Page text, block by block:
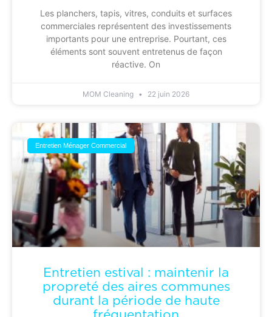
Les planchers, tapis, vitres, conduits et surfaces
commerciales représentent des investissements
importants pour une entreprise. Pourtant, ces
éléments sont souvent entretenus de façon
réactive. On
MOM Cleaning 22 juin 2026
Entretien Ménager Commercial
Entretien estival : maintenir la
propreté des aires communes
durant la période de haute